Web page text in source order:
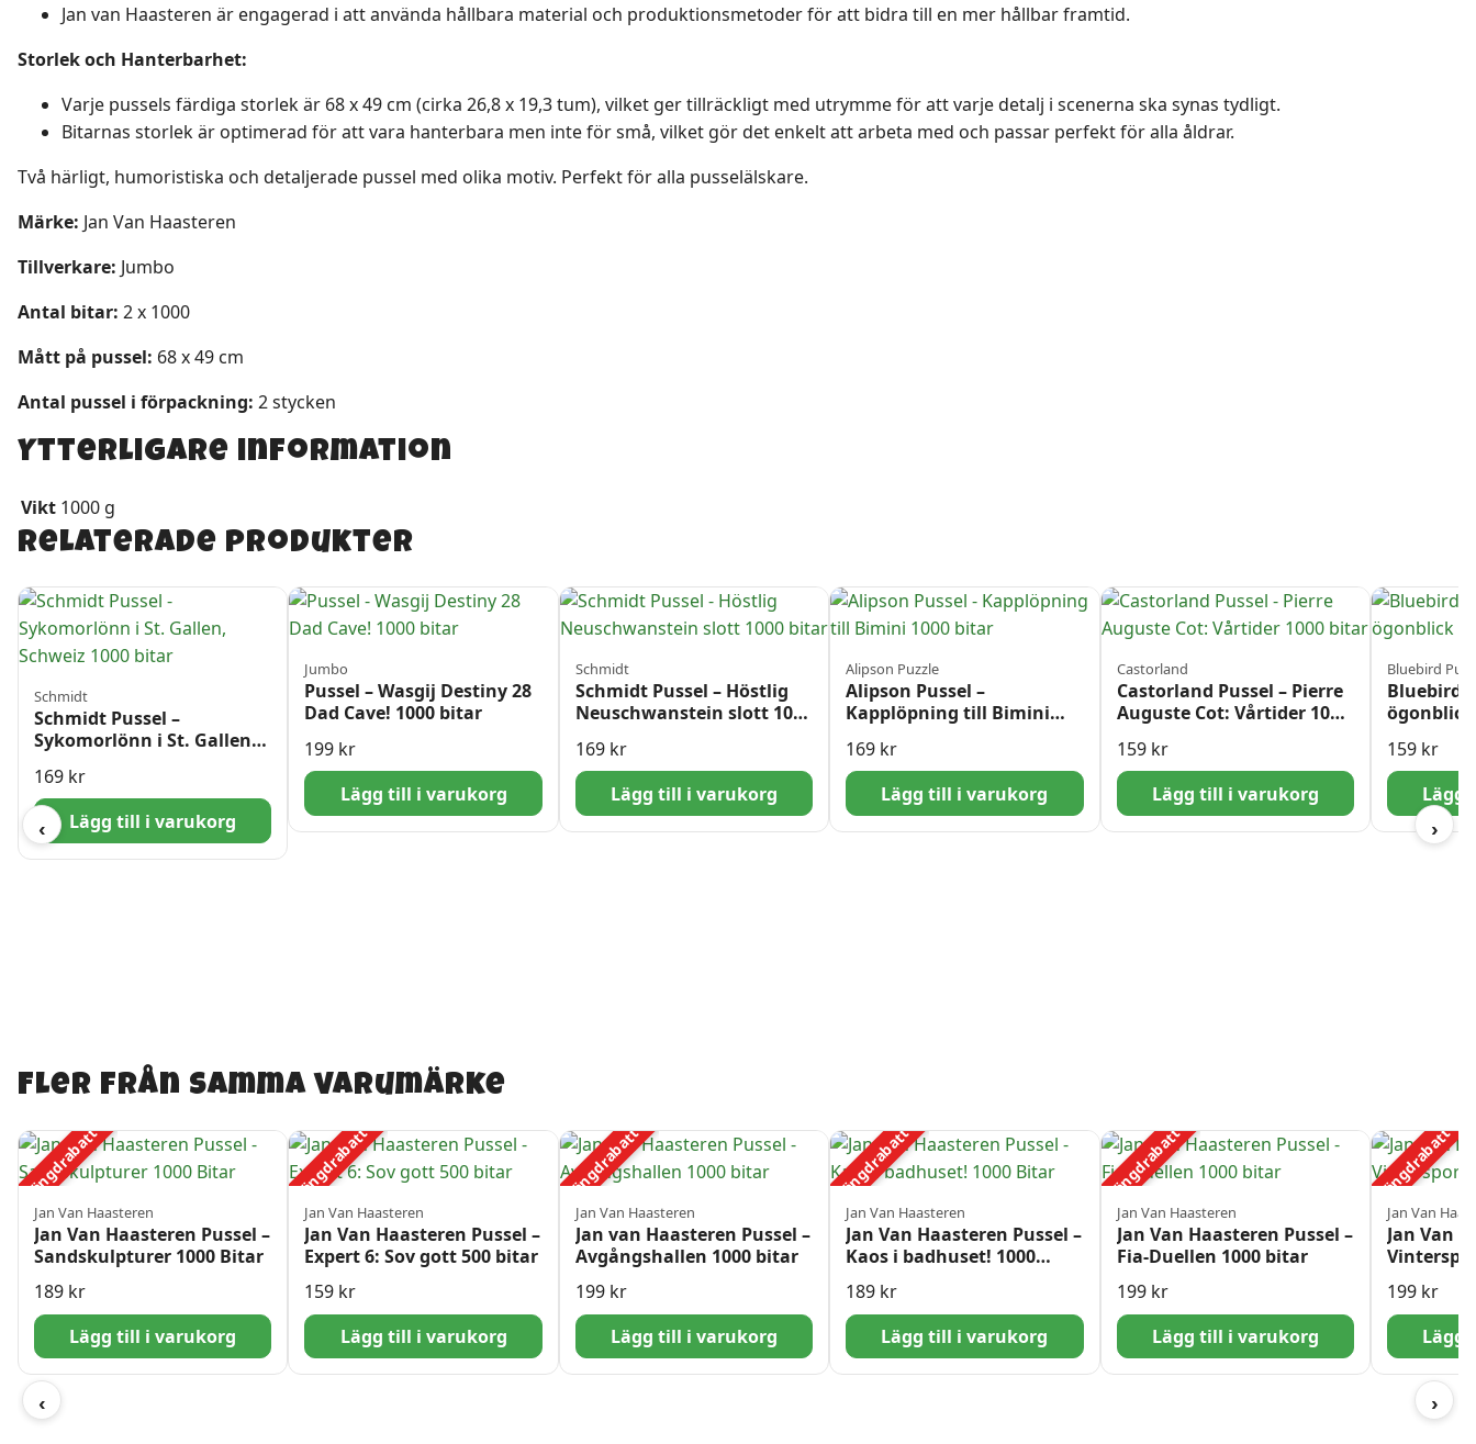
Jan van Haasteren är engagerad i att använda hållbara material och produktionsmetoder för att bidra till en mer hållbar framtid.
Storlek och Hanterbarhet:
Varje pussels färdiga storlek är 68 x 49 cm (cirka 26,8 x 19,3 tum), vilket ger tillräckligt med utrymme för att varje detalj i scenerna ska synas tydligt.
Bitarnas storlek är optimerad för att vara hanterbara men inte för små, vilket gör det enkelt att arbeta med och passar perfekt för alla åldrar.
Två härligt, humoristiska och detaljerade pussel med olika motiv. Perfekt för alla pusselälskare.
Märke: Jan Van Haasteren
Tillverkare: Jumbo
Antal bitar: 2 x 1000
Mått på pussel: 68 x 49 cm
Antal pussel i förpackning: 2 stycken
Ytterligare information
Vikt 1000 g
Relaterade produkter
‹
Schmidt
Schmidt Pussel –
Sykomorlönn i St. Gallen,
169 kr
Lägg till i varukorg
Jumbo
Pussel – Wasgij Destiny 28
Dad Cave! 1000 bitar
199 kr
Lägg till i varukorg
Schmidt
Schmidt Pussel – Höstlig
Neuschwanstein slott 1000
169 kr
Lägg till i varukorg
Alipson Puzzle
Alipson Pussel –
Kapplöpning till Bimini
169 kr
Lägg till i varukorg
Castorland
Castorland Pussel – Pierre
Auguste Cot: Vårtider 1000
159 kr
Lägg till i varukorg
Bluebird
Bluebird
ögonblick
159 kr
Lägg
›
Fler från samma varumärke
‹
Mängdrabatt
Jan Van Haasteren
Jan Van Haasteren Pussel –
Sandskulpturer 1000 Bitar
189 kr
Lägg till i varukorg
Mängdrabatt
Jan Van Haasteren
Jan Van Haasteren Pussel –
Expert 6: Sov gott 500 bitar
159 kr
Lägg till i varukorg
Mängdrabatt
Jan Van Haasteren
Jan van Haasteren Pussel –
Avgångshallen 1000 bitar
199 kr
Lägg till i varukorg
Mängdrabatt
Jan Van Haasteren
Jan Van Haasteren Pussel –
Kaos i badhuset! 1000
189 kr
Lägg till i varukorg
Mängdrabatt
Jan Van Haasteren
Jan Van Haasteren Pussel –
Fia-Duellen 1000 bitar
199 kr
Lägg till i varukorg
Mängdrabatt
Jan Van
Jan Van
199 kr
Lägg
›